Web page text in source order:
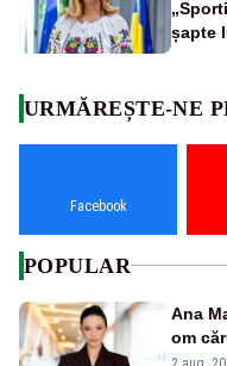
șapte
URMĂREȘTE-NE
Facebook
POPULAR
Ana
om